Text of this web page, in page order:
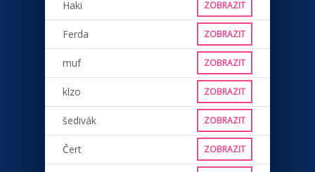
Haki ZOBRAZIT
Ferda ZOBRAZIT
muf ZOBRAZIT
klzo ZOBRAZIT
šedivák ZOBRAZIT
Čert ZOBRAZIT